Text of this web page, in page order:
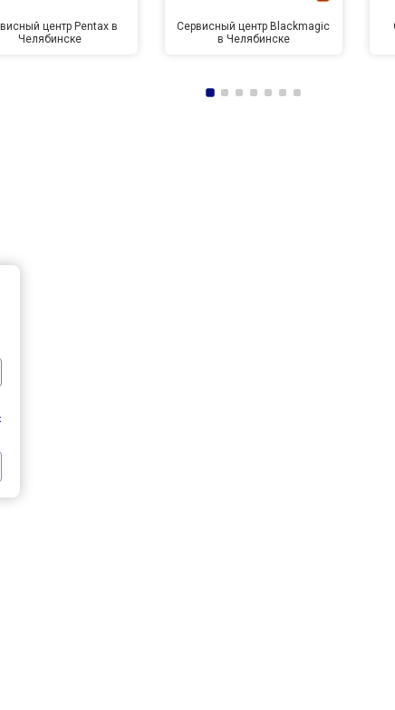
центр Pentax в
Челябинске
Сервисный центр Blackmagic
в Челябинске